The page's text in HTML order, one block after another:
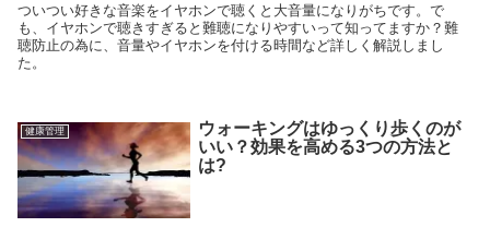
ついつい好きな音楽をイヤホンで聴くと大音量になりがちです。で
も、イヤホンで聴きすぎると難聴になりやすいって知ってますか？難
聴防止の為に、音量やイヤホンを付ける時間など詳しく解説しまし
た。
健康管理
ウォーキングはゆっくり歩くのが
いい？効果を高める3つの方法と
は?